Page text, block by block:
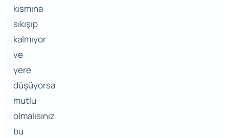
kısmına
sıkışıp
kalmıyor
ve
yere
düşüyorsa
mutlu
olmalısınız
bu